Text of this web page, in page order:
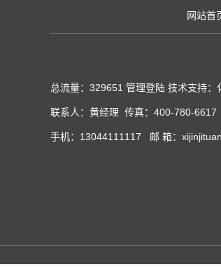
网站首
总流量：329651 管理登陆 技术支持：
联系人：黄经理 传真：400-780-6617
手机：13044111117 邮 箱：